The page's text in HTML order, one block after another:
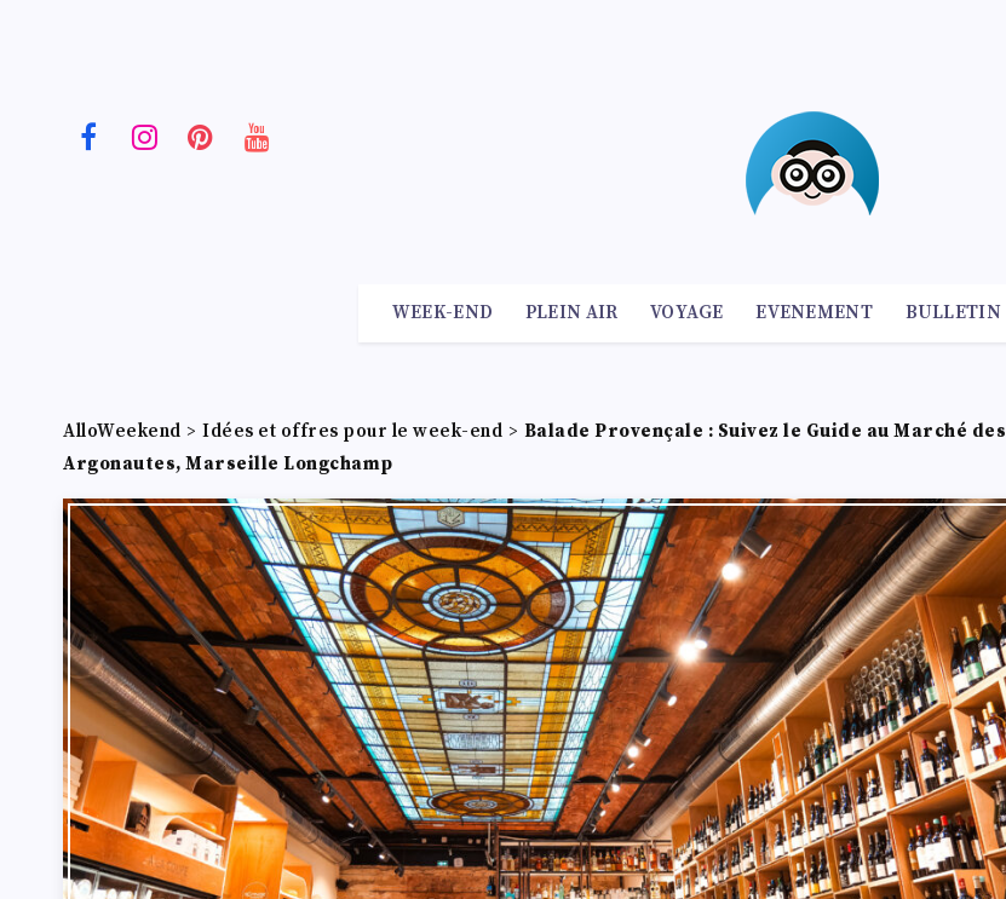
WEEK-END PLEIN AIR VOYAGE EVENEMENT BULLETIN
AlloWeekend > Idées et offres pour le week-end > Balade Provençale : Suivez le Guide au Marché des
Argonautes, Marseille Longchamp